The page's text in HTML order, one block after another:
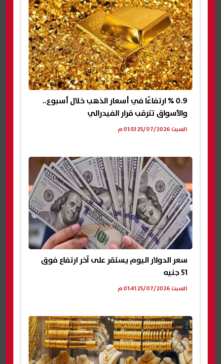
0.9 % ارتفاعًا في أسعار الذهب خلال أسبوع..
والأسواق تترقب قرار الفيدرالي
السبت 25/07/2026 01:53 م
سعر الدولار اليوم يستقر على آخر ارتفاع فوق
51 جنيه
السبت 25/07/2026 01:41 م